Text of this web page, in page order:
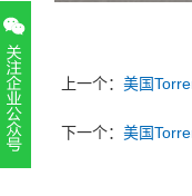
上一个： 美国
下一个： 美国
扫一扫，关注官方账号